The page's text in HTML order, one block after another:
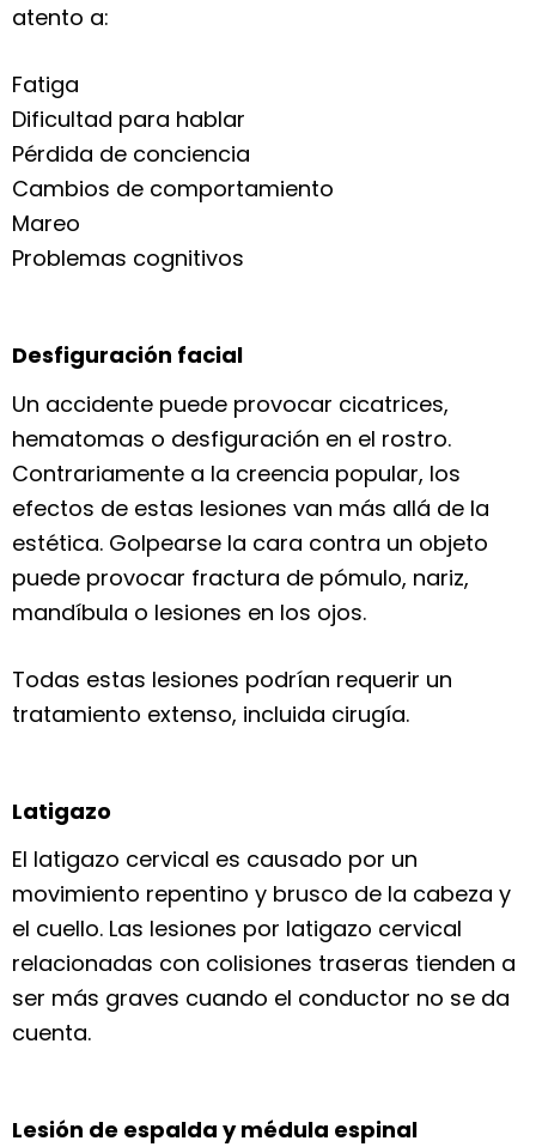
atento a:
Fatiga
Dificultad para hablar
Pérdida de conciencia
Cambios de comportamiento
Mareo
Problemas cognitivos
Desfiguración facial
Un accidente puede provocar cicatrices,
hematomas o desfiguración en el rostro.
Contrariamente a la creencia popular, los
efectos de estas lesiones van más allá de la
estética. Golpearse la cara contra un objeto
puede provocar fractura de pómulo, nariz,
mandíbula o lesiones en los ojos.
Todas estas lesiones podrían requerir un
tratamiento extenso, incluida cirugía.
Latigazo
El latigazo cervical es causado por un
movimiento repentino y brusco de la cabeza y
el cuello. Las lesiones por latigazo cervical
relacionadas con colisiones traseras tienden a
ser más graves cuando el conductor no se da
cuenta.
Lesión de espalda y médula espinal